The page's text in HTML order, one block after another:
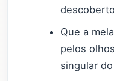
Que a
pelos
singular